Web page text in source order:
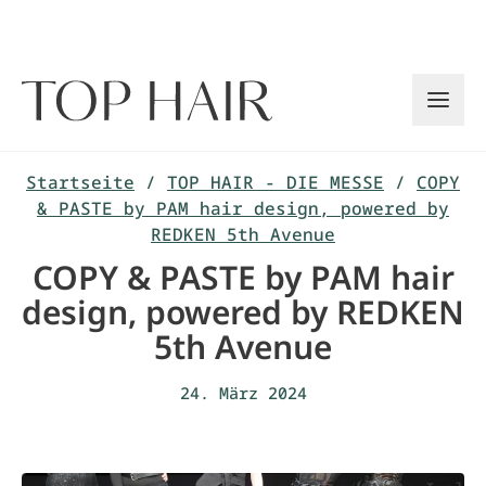
Startseite / TOP HAIR - DIE MESSE / COPY
& PASTE by PAM hair design, powered by
REDKEN 5th Avenue
COPY & PASTE by PAM hair
design, powered by REDKEN
5th Avenue
24. März 2024